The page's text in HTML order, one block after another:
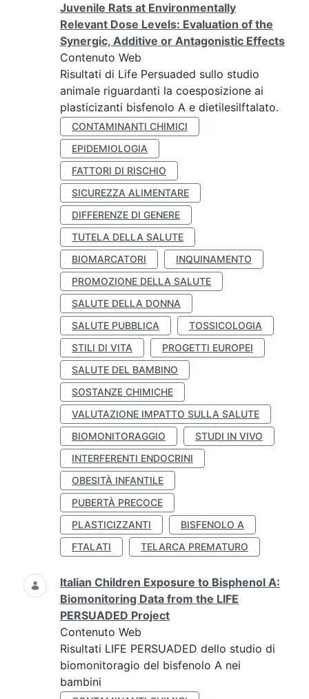
Juvenile Rats at Environmentally
Relevant Dose Levels: Evaluation of the
Synergic, Additive or Antagonistic Effects
Contenuto Web
Risultati di Life Persuaded sullo studio
animale riguardanti la coesposizione ai
plasticizanti bisfenolo A e dietilesilftalato.
CONTAMINANTI CHIMICI
EPIDEMIOLOGIA
FATTORI DI RISCHIO
SICUREZZA ALIMENTARE
DIFFERENZE DI GENERE
TUTELA DELLA SALUTE
BIOMARCATORI
INQUINAMENTO
PROMOZIONE DELLA SALUTE
SALUTE DELLA DONNA
SALUTE PUBBLICA
TOSSICOLOGIA
STILI DI VITA
PROGETTI EUROPEI
SALUTE DEL BAMBINO
SOSTANZE CHIMICHE
VALUTAZIONE IMPATTO SULLA SALUTE
BIOMONITORAGGIO
STUDI IN VIVO
INTERFERENTI ENDOCRINI
OBESITÀ INFANTILE
PUBERTÀ PRECOCE
PLASTICIZZANTI
BISFENOLO A
FTALATI
TELARCA PREMATURO
Italian Children Exposure to Bisphenol A:
Biomonitoring Data from the LIFE
PERSUADED Project
Contenuto Web
Risultati LIFE PERSUADED dello studio di
biomonitoragio del bisfenolo A nei
bambini